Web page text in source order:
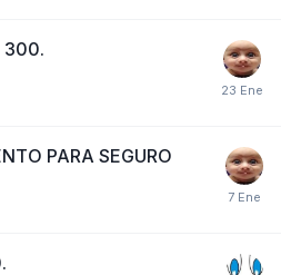
300.
PARA SEGURO